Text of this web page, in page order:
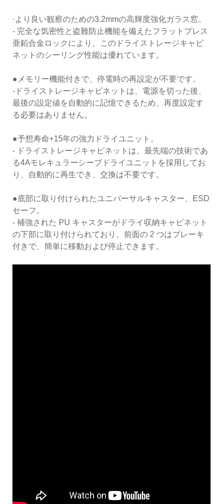
·より良い観察のための3.2mmの高輝度強化ガラス窓。
- 完全な気密性と盗難防止機能を備えたフラットプレス
亜鉛合金ロックにより、このドライストレージキャビ
ネットのシーリング性能は優れています。
●メモリー機能付きで、停電時の再設定が不要です。
-ドライストレージキャビネットは、電源を切った後、
最後の設定値を自動的に記憶できるため、再度設定す
る必要はありません。
●予想寿命+15年の強力ドライユニット。
- ドライストレージキャビネットは、最先端の技術であ
る4Aモレキュラーシーブドライユニットを採用してお
り、自動的に再生でき、交換は不要です。
●底部に取り付けられたユニバーサルキャスター、ESD
セーフ。
- 補強された PU キャスターがドライ収納キャビネット
の下部に取り付けられており、前面の 2 つはブレーキ
付きで、簡単に移動および停止できます。